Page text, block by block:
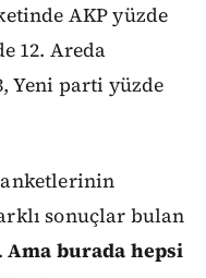
AKP yüzde
12. Areda
Yeni parti yüzde
sonuçlar bulan
Ama burada hepsi